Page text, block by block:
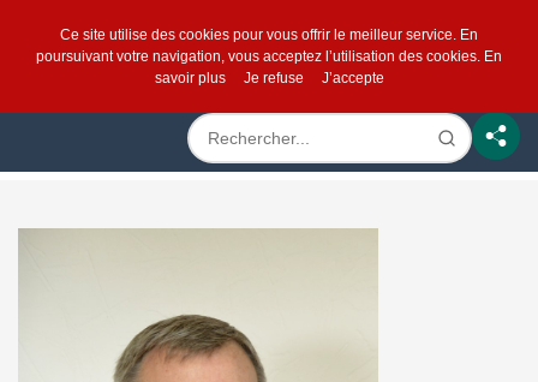
Ce site utilise des cookies pour vous offrir le meilleur service. En
poursuivant votre navigation, vous acceptez l’utilisation des cookies. En
savoir plus
Je refuse J’accepte